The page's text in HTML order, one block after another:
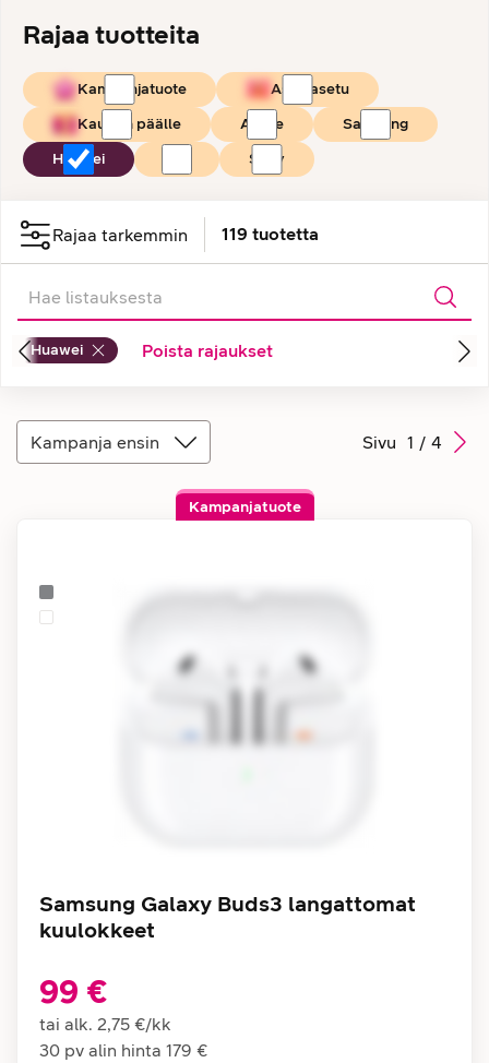
Rajaa tuotteita
Kampanjatuote
Asiakasetu
Kaupan päälle
Apple
Samsung
Huawei
Sony
Rajaa tarkemmin 119 tuotetta
Huawei Poista rajaukset
Kampanja ensin Sivu 1 / 4
Kampanjatuote
Samsung Galaxy Buds3 langattomat
kuulokkeet
99 €
tai alk. 2,75 €/kk
30 pv alin hinta 179 €